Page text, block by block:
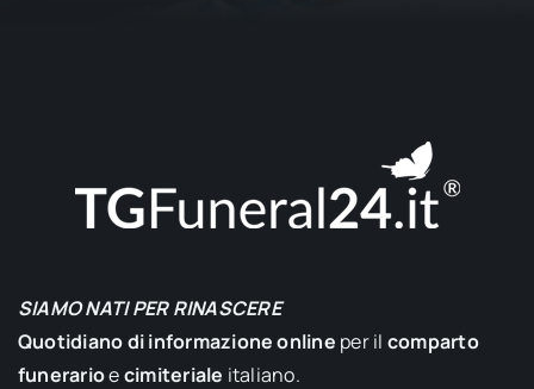
SIAMO NATI PER RINASCERE
Quotidiano di informazione online per il comparto
funerarioecimiteriale italiano.